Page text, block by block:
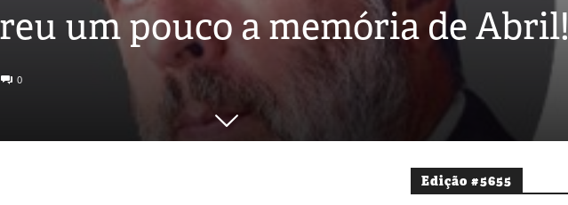
um pouco a memória de Abril!
0
Edição #5655